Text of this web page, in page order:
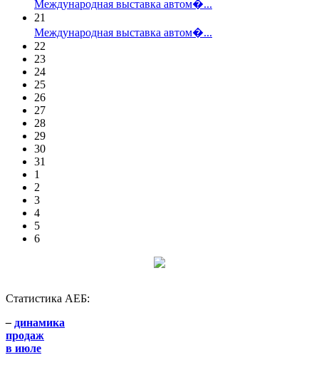
Международная выставка автом�...
21
Международная выставка автом�...
22
23
24
25
26
27
28
29
30
31
1
2
3
4
5
6
Статистика АЕБ:
– динамика
продаж
в июле